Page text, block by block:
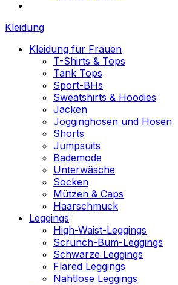
Kleidung
Kleidung für Frauen
T-Shirts & Tops
Tank Tops
Sport-BHs
Sweatshirts & Hoodies
Jacken
Jogginghosen und Hosen
Shorts
Jumpsuits
Bademode
Unterwäsche
Socken
Mützen & Caps
Haarschmuck
Leggings
High-Waist-Leggings
Scrunch-Bum-Leggings
Schwarze Leggings
Flared Leggings
Nahtlose Leggings